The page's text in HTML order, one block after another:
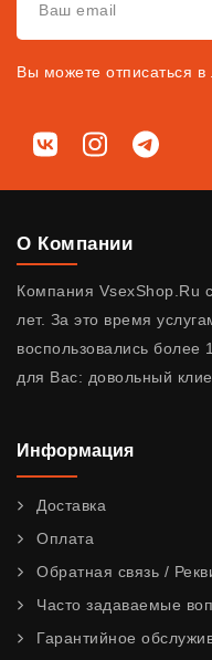
Вы можете отписаться
Мы в соц. сетях
ВКонтактеInstagramTelegram
О Компании
Компания VsexShop.Ru
лет. За это время
воспользовались
для Вас: довольный
Информация
Доставка
Оплата
Обратная связь /
Часто задаваемые
Гарантийное